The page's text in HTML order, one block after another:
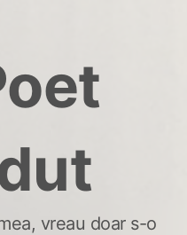
vreau doar s-o